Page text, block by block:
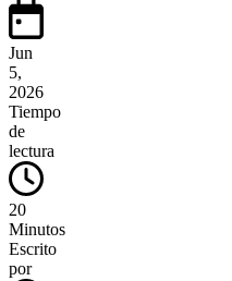
Jun
5,
2026
Tiempo
de
lectura
20
Minutos
Escrito
por